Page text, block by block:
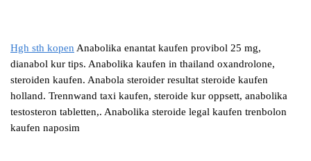
Hgh sth kopen Anabolika enantat kaufen provibol 25 mg,
dianabol kur tips. Anabolika kaufen in thailand oxandrolone,
steroiden kaufen. Anabola steroider resultat steroide kaufen
holland. Trennwand taxi kaufen, steroide kur oppsett, anabolika
testosteron tabletten,. Anabolika steroide legal kaufen trenbolon
kaufen naposim